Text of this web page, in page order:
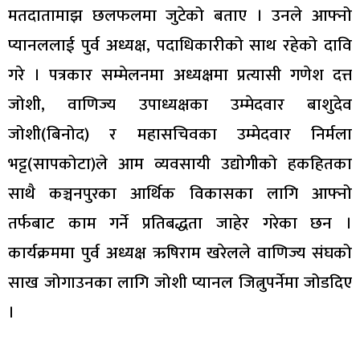
मतदातामाझ छलफलमा जुटेको बताए । उनले आफ्नो
प्यानललाई पुर्व अध्यक्ष, पदाधिकारीको साथ रहेको दावि
गरे । पत्रकार सम्मेलनमा अध्यक्षमा प्रत्यासी गणेश दत्त
जोशी, वाणिज्य उपाध्यक्षका उम्मेदवार बाशुदेव
जोशी(बिनोद) र महासचिवका उम्मेदवार निर्मला
भट्ट(सापकोटा)ले आम व्यवसायी उद्योगीको हकहितका
साथै कञ्चनपुरका आर्थिक विकासका लागि आफ्नो
तर्फबाट काम गर्ने प्रतिबद्धता जाहेर गरेका छन ।
कार्यक्रममा पुर्व अध्यक्ष ऋषिराम खरेलले वाणिज्य संघको
साख जोगाउनका लागि जोशी प्यानल जित्नुपर्नेमा जोडदिए
।